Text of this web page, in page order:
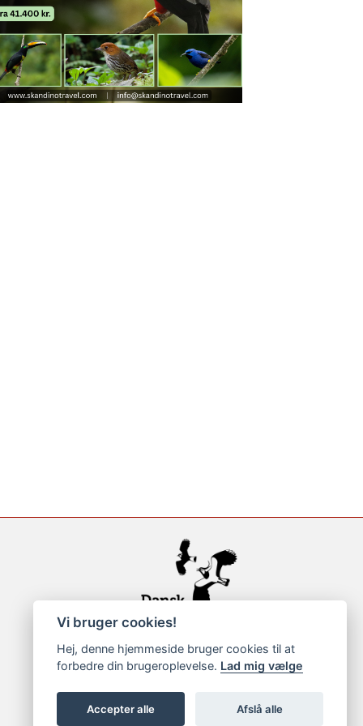
Vi bruger cookies!
Hej, denne hjemmeside bruger cookies til at
forbedre din brugeroplevelse. Lad mig vælge
Accepter alle Afslå alle